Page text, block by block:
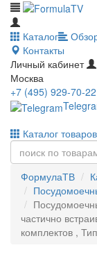
Каталог
Контакты
Личный кабинет
Москва
+7 (495) 929-70-22
Каталог товаров
ФормулаТВ
частично
комплектов ,